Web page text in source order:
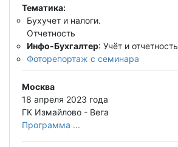
Тематика:
Бухучет и налоги.
Отчетность
Инфо-Бухгалтер: Учёт и отчетность
Фоторепортаж с семинара
Москва
18 апреля 2023 года
ГК Измайлово - Вега
Программа ...